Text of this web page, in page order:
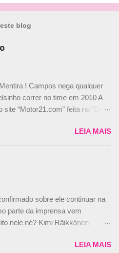
blog
! Campos nega qualquer
correr no time em 2010 A
site “Motor21.com” feita no "Día
que Nelson Piquet havia
das ações da Campos, dando,
lugar no time a Nelsinho Piquet,
de uma vez por todas por
diretor da escuderia. O
de Bruno Senna em
nós recebemos uma oferta
Audetto. “Mas depois de ter
explicou, dizendo ainda que
LEIA MAIS
sobre ele continuar na
parte da imprensa vem
nele né? Kimi Räikkönen
in my contract so that’sLEIA MAIS